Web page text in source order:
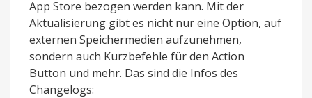
App Store bezogen werden kann. Mit der
Aktualisierung gibt es nicht nur eine Option, auf
externen Speichermedien aufzunehmen,
sondern auch Kurzbefehle für den Action
Button und mehr. Das sind die Infos des
Changelogs: